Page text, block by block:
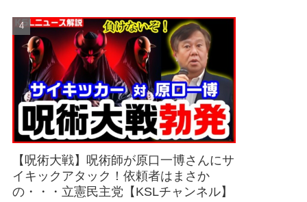
【呪術大戦】呪術師が原口一博さんにサ
イキックアタック！依頼者はまさか
の・・・立憲民主党【KSLチャンネル】